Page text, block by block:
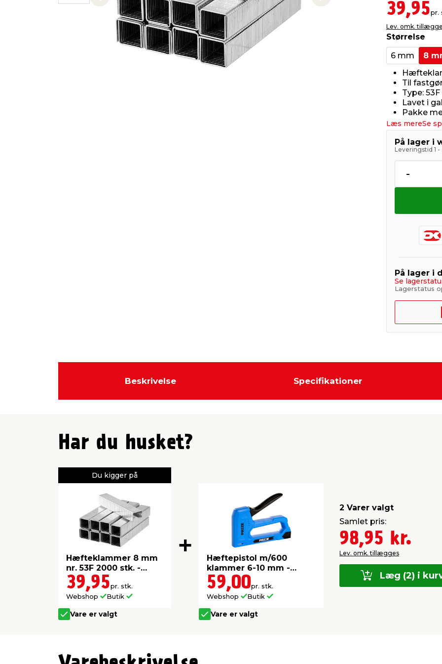
Previous slide Next slide 39,95pr.
Lev. omk.
Størrelse
6 mm
8
Til
Type:
Lavet i
Pakke
Læs mereSe
På lager i
Leveringstid 1
-
På lager i
Se
Lagerstatus
Beskrivelse Specifikationer
Har du husket?
Du kigger på
Hæfteklammer 8 mm
nr. 53F 2000 stk. -
Probuilder
39,95pr. stk.
Webshop
Butik
Vare er valgt
Hæftepistol m/600
klammer 6-10 mm -
PRIZE®
59,00pr. stk.
Webshop
Butik
Vare er valgt
2 Varer valgt
Samlet pris:
98,95 kr.
Lev. omk. tillægges
Læg (2) i